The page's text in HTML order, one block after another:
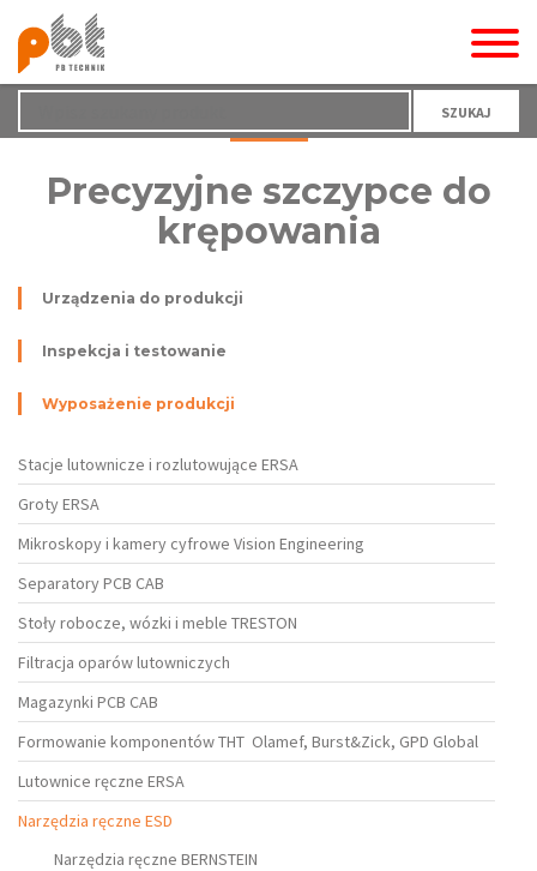
SZUKAJ
Precyzyjne szczypce do
krępowania
Urządzenia do produkcji
Inspekcja i testowanie
Wyposażenie produkcji
Stacje lutownicze i rozlutowujące ERSA
Groty ERSA
Mikroskopy i kamery cyfrowe Vision Engineering
Separatory PCB CAB
Stoły robocze, wózki i meble TRESTON
Filtracja oparów lutowniczych
Magazynki PCB CAB
Formowanie komponentów THT Olamef, Burst&Zick, GPD Global
Lutownice ręczne ERSA
Narzędzia ręczne ESD
Narzędzia ręczne BERNSTEIN